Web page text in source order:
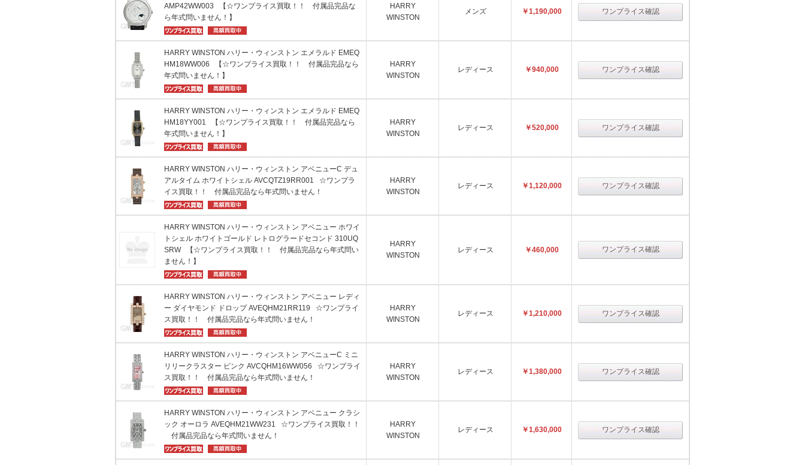
AMP42WW003 【☆ワンプライス買取！！ 付属品完品な
ら年式問いません！】
HARRY
WINSTON
メンズ ￥1,190,000 ワンプライス確認
HARRY WINSTON ハリー・ウィンストン エメラルド EMEQ
HM18WW006 【☆ワンプライス買取！！ 付属品完品なら
年式問いません！】
HARRY
WINSTON
レディース ￥940,000 ワンプライス確認
HARRY WINSTON ハリー・ウィンストン エメラルド EMEQ
HM18YY001 【☆ワンプライス買取！！ 付属品完品なら
年式問いません！】
HARRY
WINSTON
レディース ￥520,000 ワンプライス確認
HARRY WINSTON ハリー・ウィンストン アベニューC デュ
アルタイム ホワイトシェル AVCQTZ19RR001 ☆ワンプラ
イス買取！！ 付属品完品なら年式問いません！
HARRY
WINSTON
レディース ￥1,120,000 ワンプライス確認
HARRY WINSTON ハリー・ウィンストン アベニュー ホワイ
トシェル ホワイトゴールド レトログラードセコンド 310UQ
SRW 【☆ワンプライス買取！！ 付属品完品なら年式問い
ません！】
HARRY
WINSTON
レディース ￥460,000 ワンプライス確認
HARRY WINSTON ハリー・ウィンストン アベニュー レディ
ー ダイヤモンド ドロップ AVEQHM21RR119 ☆ワンプライ
ス買取！！ 付属品完品なら年式問いません！
HARRY
WINSTON
レディース ￥1,210,000 ワンプライス確認
HARRY WINSTON ハリー・ウィンストン アベニューC ミニ
リリークラスター ピンク AVCQHM16WW056 ☆ワンプライ
ス買取！！ 付属品完品なら年式問いません！
HARRY
WINSTON
レディース ￥1,380,000 ワンプライス確認
HARRY WINSTON ハリー・ウィンストン アベニュー クラシ
ック オーロラ AVEQHM21WW231 ☆ワンプライス買取！！
付属品完品なら年式問いません！
HARRY
WINSTON
レディース ￥1,630,000 ワンプライス確認